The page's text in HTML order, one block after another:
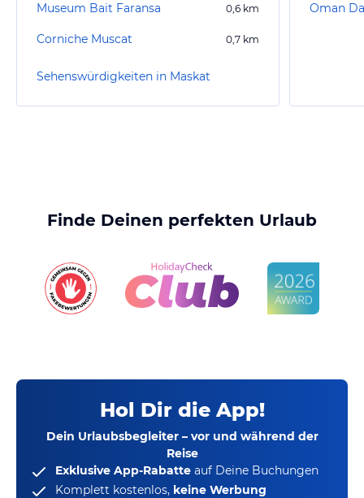
Museum Bait Faransa 0,6 km
Corniche Muscat 0,7 km
Sehenswürdigkeiten in Maskat
Oman
Finde Deinen perfekten Urlaub
Hol Dir die App!
Dein Urlaubsbegleiter – vor und während der
Reise
Exklusive App-Rabatte auf Deine Buchungen
Komplett kostenlos, keine Werbung